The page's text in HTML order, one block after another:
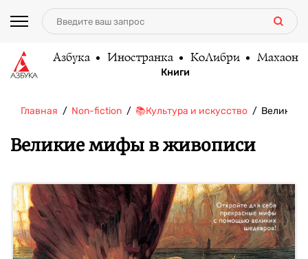
Азбука Иностранка КоЛибри Махаон
Книги
Главная Non-fiction 📚Культура и искусство Великие
Великие мифы в живописи